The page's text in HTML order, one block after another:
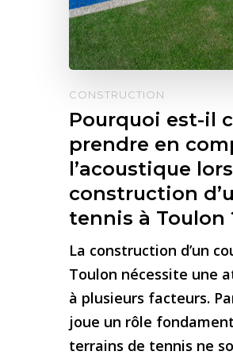
CONSTRUCTION
Pourquoi est-il
prendre en
l’acoustique
construction
tennis à Toulon
La construction d’un
Toulon nécessite une
à plusieurs facteurs.
joue un rôle
terrains de tennis ne